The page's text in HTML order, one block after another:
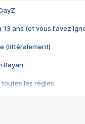
13 ans (et vous l'avez
(littéralement)
Rayan
toutes les règles